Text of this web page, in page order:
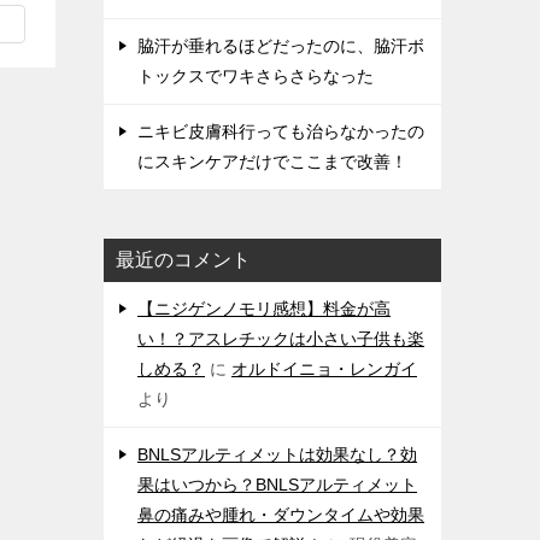
脇汗が垂れるほどだったのに、脇汗ボ
トックスでワキさらさらなった
ニキビ皮膚科行っても治らなかったの
にスキンケアだけでここまで改善！
最近のコメント
【ニジゲンノモリ感想】料金が高
い！？アスレチックは小さい子供も楽
しめる？ に オルドイニョ・レンガイ
より
BNLSアルティメットは効果なし？効
果はいつから？BNLSアルティメット
鼻の痛みや腫れ・ダウンタイムや効果